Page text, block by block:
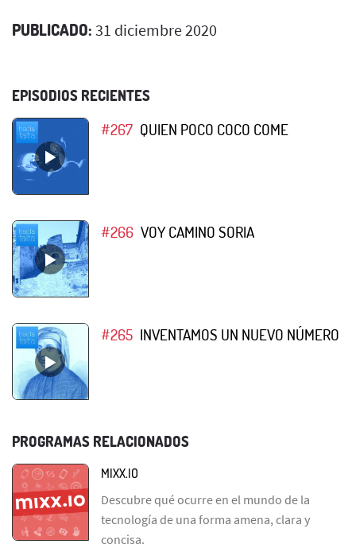
PUBLICADO: 31 diciembre 2020
EPISODIOS RECIENTES
#267 QUIEN POCO COCO COME
#266 VOY CAMINO SORIA
#265 INVENTAMOS UN NUEVO NÚMERO
PROGRAMAS RELACIONADOS
MIXX.IO
Descubre qué ocurre en el mundo de la
tecnología de una forma amena, clara y
concisa.